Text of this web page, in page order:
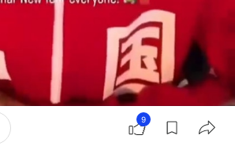
出，身穿「中國」衛衣拜年。（網上圖片）
9